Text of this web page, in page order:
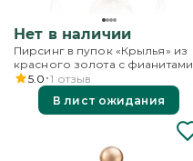
Нет в наличии
Пирсинг в пупок «Крылья» из
красного золота с фианитами
5.0 1 отзыв
В лист ожидания